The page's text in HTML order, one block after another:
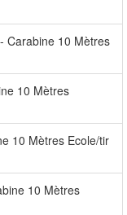
Carabine 10 Mètres
10 Mètres
10 Mètres Ecole/tir
10 Mètres